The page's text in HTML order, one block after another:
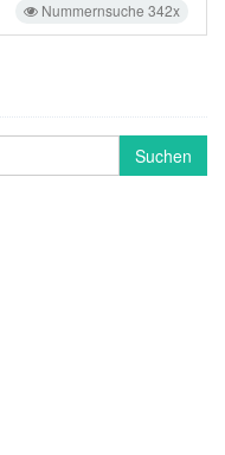
Nummernsuche 342x
Suchen